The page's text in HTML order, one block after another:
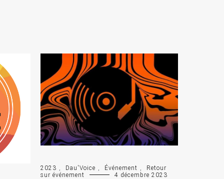
2023 Dau'Voice Événement
Retour
sur événement
4 décembre 2023